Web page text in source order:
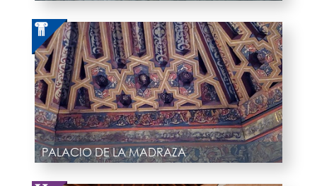
PALACIO DE LA MADRAZA